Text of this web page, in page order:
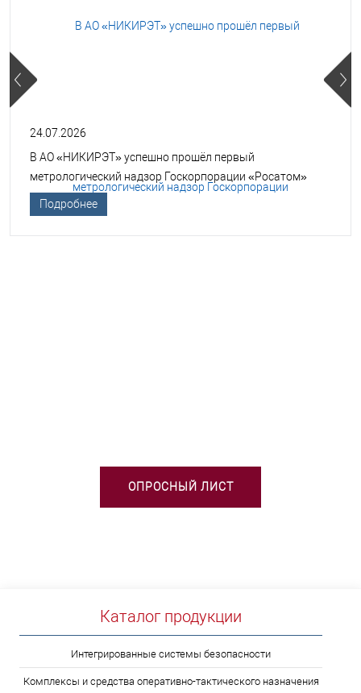
24.07.2026
В АО «НИКИРЭТ» успешно прошёл первый
метрологический надзор Госкорпорации «Росатом»
Подробнее
ОПРОСНЫЙ ЛИСТ
Каталог продукции
Интегрированные системы безопасности
Комплексы и средства оперативно-тактического назначения